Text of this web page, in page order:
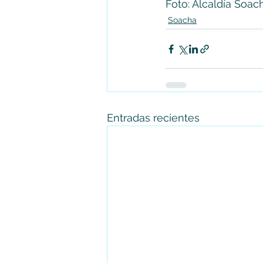
Foto: Alcaldía
Soacha
Entradas recientes